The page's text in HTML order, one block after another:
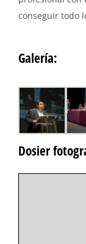
conseguir todo
Galería:
Dosier